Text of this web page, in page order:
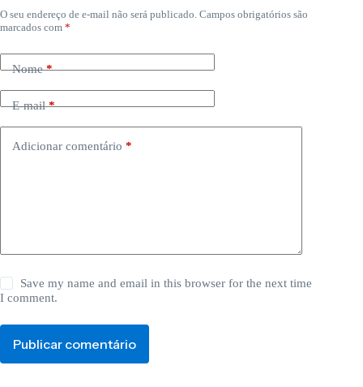
O seu endereço de e-mail não será publicado. Campos obrigatórios são
marcados com *
Nome*
E-mail*
Adicionar comentário *
Save my name and email in this browser for the next time
I comment.
Publicar comentário